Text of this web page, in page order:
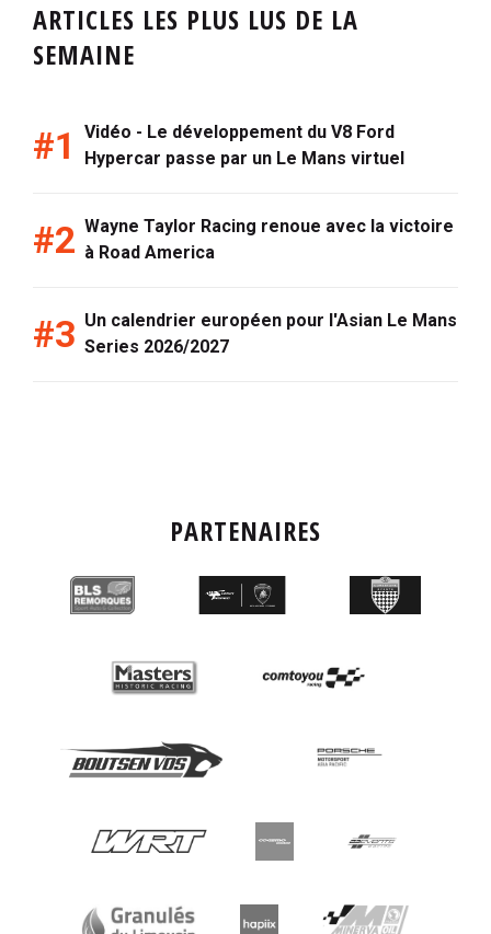
ARTICLES LES PLUS LUS DE LA
SEMAINE
Vidéo - Le développement du V8 Ford
Hypercar passe par un Le Mans virtuel
Wayne Taylor Racing renoue avec la victoire
à Road America
Un calendrier européen pour l'Asian Le Mans
Series 2026/2027
PARTENAIRES